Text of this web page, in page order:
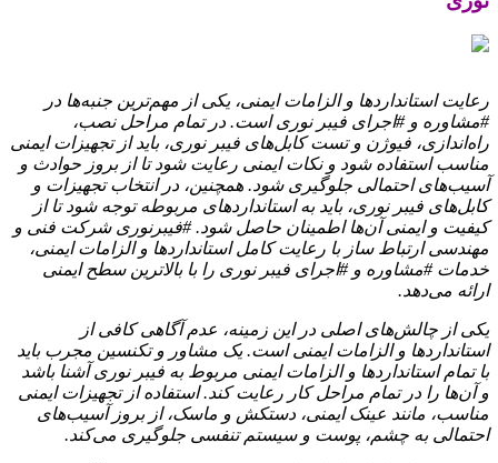
رعایت استانداردها و الزامات ایمنی، یکی از مهم‌ترین جنبه‌ها در
#مشاوره و #اجرای فیبر نوری است. در تمام مراحل نصب،
راه‌اندازی، فیوژن و تست کابل‌های فیبر نوری، باید از تجهیزات ایمنی
مناسب استفاده شود و نکات ایمنی رعایت شود تا از بروز حوادث و
آسیب‌های احتمالی جلوگیری شود. همچنین، در انتخاب تجهیزات و
کابل‌های فیبر نوری، باید به استانداردهای مربوطه توجه شود تا از
کیفیت و ایمنی آن‌ها اطمینان حاصل شود. #فیبرنوری شرکت فنی و
مهندسی ارتباط ساز با رعایت کامل استانداردها و الزامات ایمنی،
خدمات #مشاوره و #اجرای فیبر نوری را با بالاترین سطح ایمنی
ارائه می‌دهد.
یکی از چالش‌های اصلی در این زمینه، عدم آگاهی کافی از
استانداردها و الزامات ایمنی است. یک مشاور و تکنسین مجرب باید
با تمام استانداردها و الزامات ایمنی مربوط به فیبر نوری آشنا باشد
و آن‌ها را در تمام مراحل کار رعایت کند. استفاده از تجهیزات ایمنی
مناسب، مانند عینک ایمنی، دستکش و ماسک، از بروز آسیب‌های
احتمالی به چشم، پوست و سیستم تنفسی جلوگیری می‌کند.